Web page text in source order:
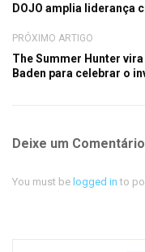
DOJO amplia liderança
PRÓXIMO ARTIGO
The Summer Hunter
Baden para celebrar o
Deixe um Comentário
You must be logged in to